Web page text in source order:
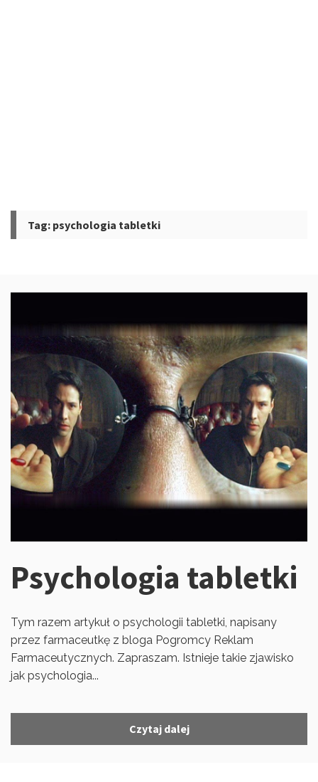
Tag: psychologia tabletki
Psychologia tabletki
Tym razem artykuł o psychologii tabletki, napisany
przez farmaceutkę z bloga Pogromcy Reklam
Farmaceutycznych. Zapraszam. Istnieje takie zjawisko
jak psychologia...
Czytaj dalej